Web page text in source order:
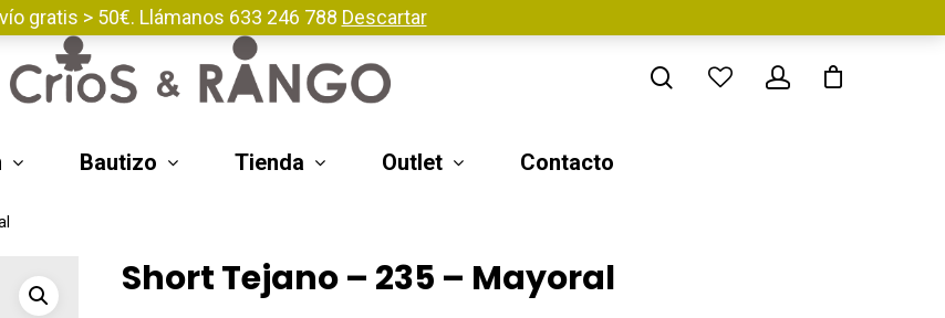
Bautizo Tienda Outlet Contacto
Short Tejano – 235 – Mayoral
gratis > 50€. Llámanos 633 246 788 Descartar